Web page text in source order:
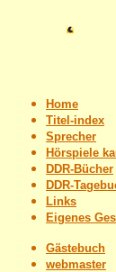
Home
Titel-index
Sprecher
Hörspiele
DDR-Bücher
DDR-
Links
Eigenes
Gästebuch
webmaster